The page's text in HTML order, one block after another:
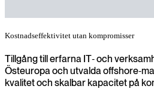
Kostnadseffektivitet utan kompromisser
Tillgång till erfarna IT‑ och
Östeuropa och utvalda
kvalitet och skalbar kapacitet på